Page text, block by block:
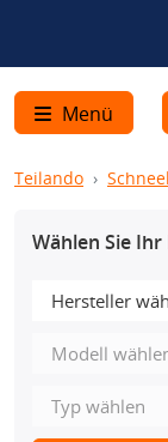
Menü
Teilando
Wählen Sie